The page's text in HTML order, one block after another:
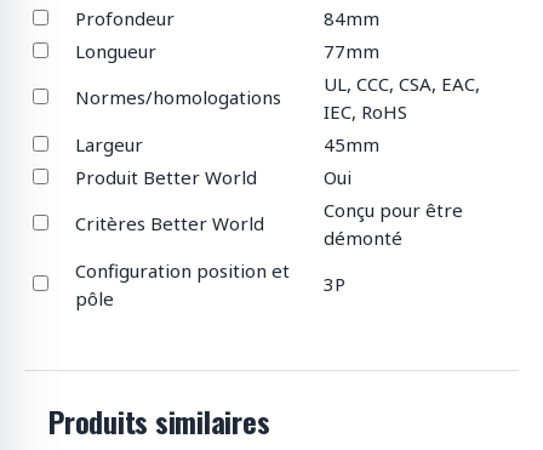
Profondeur
84mm
Longueur
77mm
Normes/homologations
UL, CCC, CSA, EAC,
IEC, RoHS
Largeur
45mm
Produit Better World
Oui
Critères Better World
Conçu pour être
démonté
Configuration position et
pôle
3P
Produits similaires